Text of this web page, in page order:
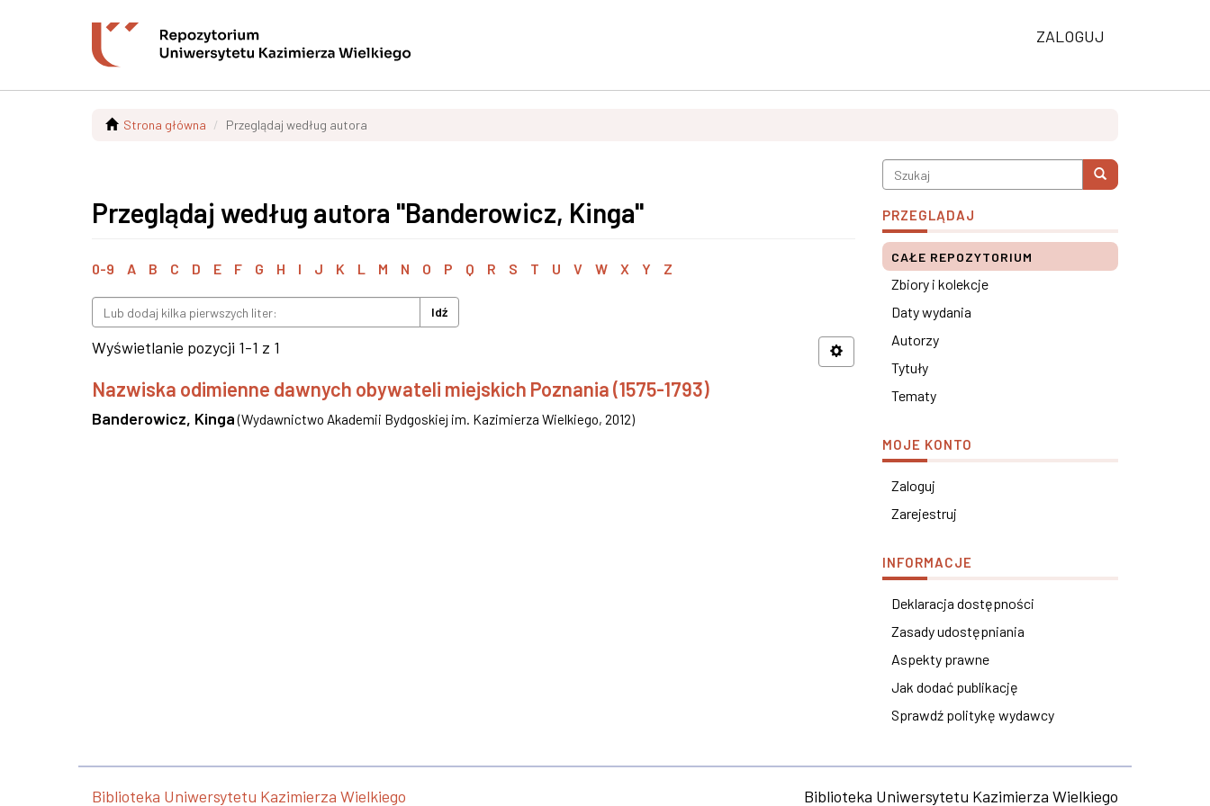
ZALOGUJ
Strona główna Przeglądaj według autora
Przeglądaj według autora "Banderowicz, Kinga"
0-9 A B C D E F G H I J K L M N O P Q R S T U V W X Y Z
Idź
Wyświetlanie pozycji 1-1 z 1
Nazwiska odimienne dawnych obywateli miejskich Poznania (1575-1793)
Banderowicz, Kinga (Wydawnictwo Akademii Bydgoskiej im. Kazimierza Wielkiego, 2012)
PRZEGLĄDAJ
CAŁE REPOZYTORIUM
Zbiory i kolekcje
Daty wydania
Autorzy
Tytuły
Tematy
MOJE KONTO
Zaloguj
Zarejestruj
INFORMACJE
Deklaracja dostępności
Zasady udostępniania
Aspekty prawne
Jak dodać publikację
Sprawdź politykę wydawcy
Biblioteka Uniwersytetu Kazimierza Wielkiego Biblioteka Uniwersytetu Kazimierza Wielkiego